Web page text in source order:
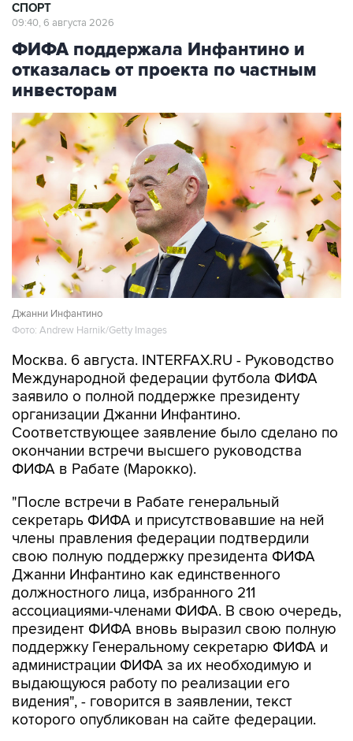
СПОРТ
09:40, 6 августа 2026
ФИФА поддержала Инфантино и
отказалась от проекта по частным
инвесторам
Джанни Инфантино
Фото: Andrew Harnik/Getty Images
Москва. 6 августа. INTERFAX.RU - Руководство
Международной федерации футбола ФИФА
заявило о полной поддержке президенту
организации Джанни Инфантино.
Соответствующее заявление было сделано по
окончании встречи высшего руководства
ФИФА в Рабате (Марокко).
"После встречи в Рабате генеральный
секретарь ФИФА и присутствовавшие на ней
члены правления федерации подтвердили
свою полную поддержку президента ФИФА
Джанни Инфантино как единственного
должностного лица, избранного 211
ассоциациями-членами ФИФА. В свою очередь,
президент ФИФА вновь выразил свою полную
поддержку Генеральному секретарю ФИФА и
администрации ФИФА за их необходимую и
выдающуюся работу по реализации его
видения", - говорится в заявлении, текст
которого опубликован на сайте федерации.